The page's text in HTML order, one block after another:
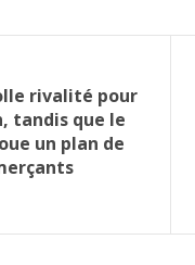
rivalité pour
tandis que le
un plan de